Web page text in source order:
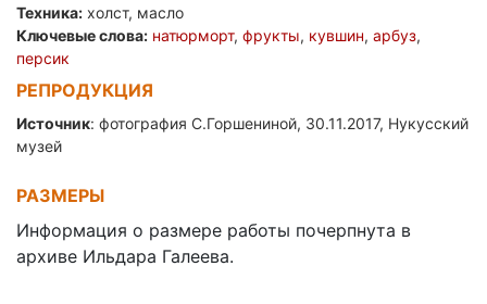
Техника: холст, масло
Ключевые слова: натюрморт, фрукты, кувшин, арбуз,
персик
РЕПРОДУКЦИЯ
Источник: фотография С.Горшениной, 30.11.2017, Нукусский
музей
РАЗМЕРЫ
Информация о размере работы почерпнута в
архиве Ильдара Галеева.